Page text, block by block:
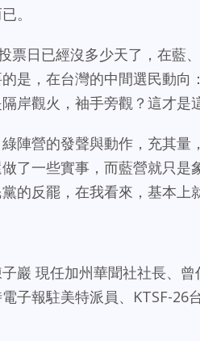
。
票日已經沒多少天了，在藍
是，在台灣的中間選民動向
岸觀火，袖手旁觀？這才是
陣營的發聲與動作，充其
了一些實事，而藍營就只
的反罷，在我看來，基本上
子巖 現任加州華聞社社長、
子報駐美特派員、KTSF-26